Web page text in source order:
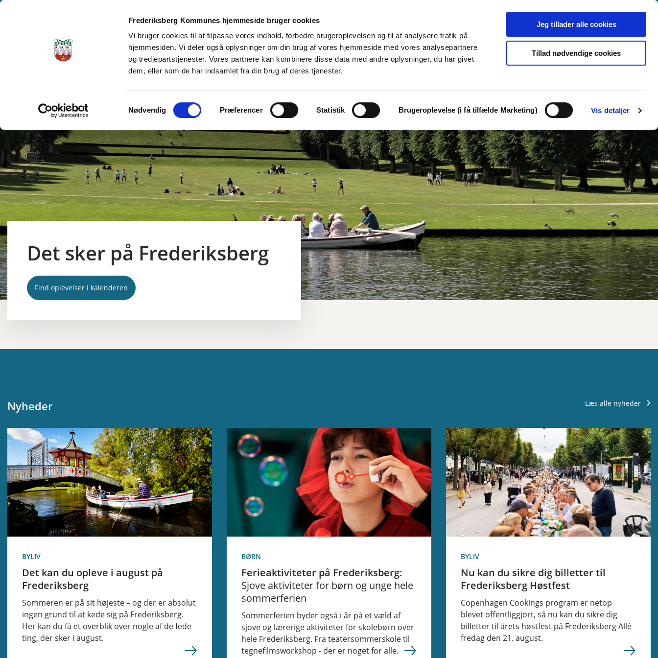
Frederiksberg Kommunes hjemmeside bruger cookies
Vi bruger cookies til at tilpasse vores indhold, forbedre brugeroplevelsen og til at analysere trafik på
hjemmesiden. Vi deler også oplysninger om din brug af vores hjemmeside med vores analysepartnere
og tredjepartstjenester. Vores partnere kan kombinere disse data med andre oplysninger, du har givet
dem, eller som de har indsamlet fra din brug af deres tjenester.
Nødvendig Præferencer Statistik Brugeroplevelse (i få tilfælde Marketing) Vis detaljer
Jeg tillader alle cookies
Tillad nødvendige cookies
Oplev Frederiksberg Nyheder Kalender Byguide Arrangør English
Det sker på Frederiksberg
Find oplevelser i kalenderen
Nyheder Læs alle nyheder
BYLIV
Det kan du opleve i august på
Frederiksberg
Sommeren er på sit højeste – og der er absolut
ingen grund til at kede sig på Frederiksberg.
Her kan du få et overblik over nogle af de fede
ting, der sker i august.
BØRN
Ferieaktiviteter på Frederiksberg:
Sjove aktiviteter for børn og unge hele
sommerferien
Sommerferien byder også i år på et væld af
sjove og lærerige aktiviteter for skolebørn over
hele Frederiksberg. Fra teatersommerskole til
tegnefilmsworkshop - der er noget for alle.
BYLIV
Nu kan du sikre dig billetter til
Frederiksberg Høstfest
Copenhagen Cookings program er netop
blevet offentliggjort, så nu kan du sikre dig
billetter til årets høstfest på Frederiksberg Allé
fredag den 21. august.